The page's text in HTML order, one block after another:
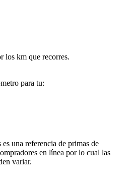
los km que recorres.
para tu:
una referencia de primas de
en línea por lo cual las
variar.